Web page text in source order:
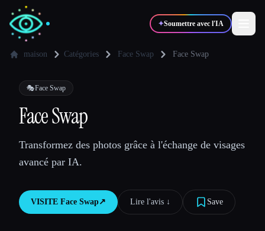
✦Soumettre avec l'IA
✍️Auteurs
💻 Développeurs
🎓Étudiants
maison Catégories Face Swap Face Swap
🎭Face Swap
Face Swap
Transformez des photos grâce à l'échange de visages
avancé par IA.
VISITE Face Swap↗︎ Lire l'avis ↓︎ Save